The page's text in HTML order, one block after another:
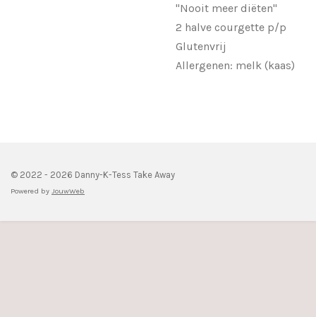
"Nooit meer diëten"
2 halve courgette p/p
Glutenvrij
Allergenen: melk (kaas)
© 2022 - 2026 Danny-K-Tess Take Away
Powered by JouwWeb